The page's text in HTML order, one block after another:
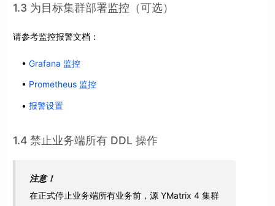
1.3 为目标集群部署监控（可选）
请参考监控报警文档：
Grafana 监控
Prometheus 监控
报警设置
1.4 禁止业务端所有 DDL 操作
注意！
在正式停止业务端所有业务前，源 YMatrix 4 集群